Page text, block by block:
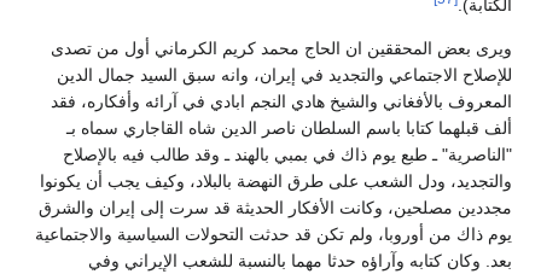
الكتابة).
ويرى بعض المحققين ان الحاج محمد كريم الكرماني أول من تصدى
للإصلاح الاجتماعي والتجديد في إيران، وانه سبق السيد جمال الدين
المعروف بالأفغاني والشيخ هادي النجم ابادي في آرائه وأفكاره، فقد
ألف قبلهما كتابا باسم السلطان ناصر الدين شاه القاجاري سماه بـ
"الناصرية" ـ طبع يوم ذاك في بمبي بالهند ـ وقد طالب فيه بالإصلاح
والتجديد، ودل الشعب على طرق النهضة بالبلاد، وكيف يجب أن يكونوا
مجددين مصلحين، وكانت الأفكار الحديثة قد سرت إلى إيران والشرق
يوم ذاك من أوروبا، ولم تكن قد حدثت التحولات السياسية والاجتماعية
بعد. وكان كتابه وآراؤه حدثا مهما بالنسبة للشعب الإيراني وفي